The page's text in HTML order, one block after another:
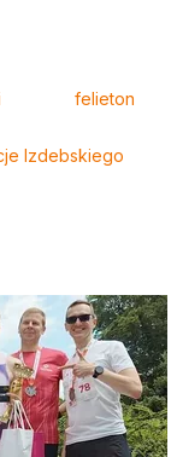
felieton
Izdebskiego